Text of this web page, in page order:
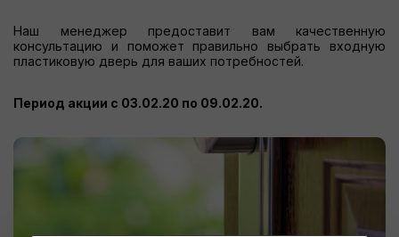
Наш менеджер предоставит вам качественную
консультацию и поможет правильно выбрать входную
пластиковую дверь для ваших потребностей.
Период акции с 03.02.20 по 09.02.20.